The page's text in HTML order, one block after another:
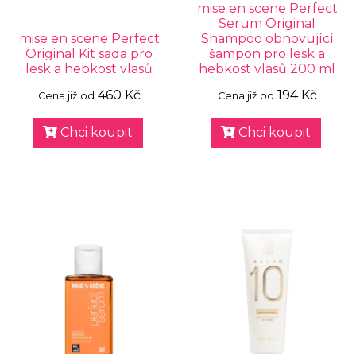
mise en scene Perfect
Original Kit sada pro
lesk a hebkost vlasů
Cena již od 460 Kč
Chci koupit
mise en scene Perfect
Serum Original
Shampoo obnovující
šampon pro lesk a
hebkost vlasů 200 ml
Cena již od 194 Kč
Chci koupit